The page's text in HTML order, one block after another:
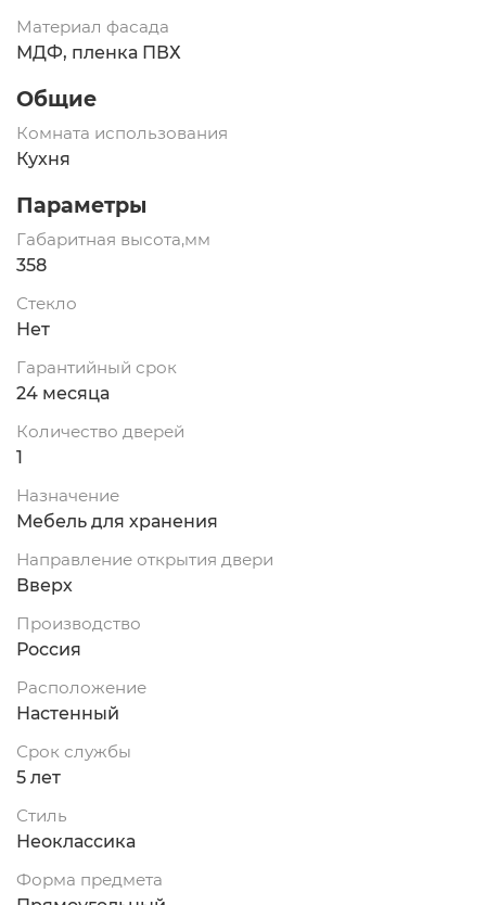
Материал фасада
МДФ, пленка ПВХ
Общие
Комната использования
Кухня
Параметры
Габаритная высота,мм
358
Стекло
Нет
Гарантийный срок
24 месяца
Количество дверей
1
Назначение
Мебель для хранения
Направление открытия двери
Вверх
Производство
Россия
Расположение
Настенный
Срок службы
5 лет
Стиль
Неоклассика
Форма предмета